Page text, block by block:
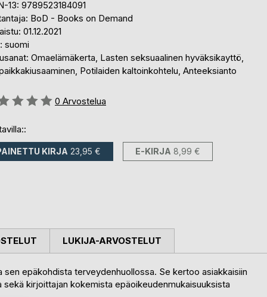
13: 9789523184091
BoD - Books on Demand
01.12.2021
suomi
Omaelämäkerta, Lasten seksuaalinen hyväksikayttö,
Potilaiden kaltoinkohtelu, Anteeksianto
0 Arvostelua
KIRJA 23,95 € E-KIRJA 8,99 €
epäkohdista terveydenhuollossa. Se kertoo asiakkaisiin
kirjoittajan kokemista epäoikeudenmukaisuuksista
LUKIJA-ARVOSTELUT